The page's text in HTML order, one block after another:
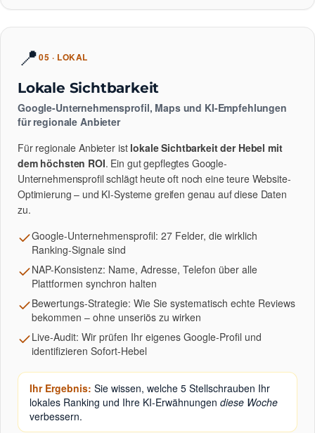
📍05 · LOKAL
Lokale Sichtbarkeit
Google-Unternehmensprofil, Maps und KI-Empfehlungen
für regionale Anbieter
Für regionale Anbieter ist lokale Sichtbarkeit der Hebel mit
dem höchsten ROI. Ein gut gepflegtes Google-
Unternehmensprofil schlägt heute oft noch eine teure Website-
Optimierung – und KI-Systeme greifen genau auf diese Daten
zu.
Google-Unternehmensprofil: 27 Felder, die wirklich
Ranking-Signale sind
NAP-Konsistenz: Name, Adresse, Telefon über alle
Plattformen synchron halten
Bewertungs-Strategie: Wie Sie systematisch echte Reviews
bekommen – ohne unseriös zu wirken
Live-Audit: Wir prüfen Ihr eigenes Google-Profil und
identifizieren Sofort-Hebel
Ihr Ergebnis: Sie wissen, welche 5 Stellschrauben Ihr
lokales Ranking und Ihre KI-Erwähnungen diese Woche
verbessern.